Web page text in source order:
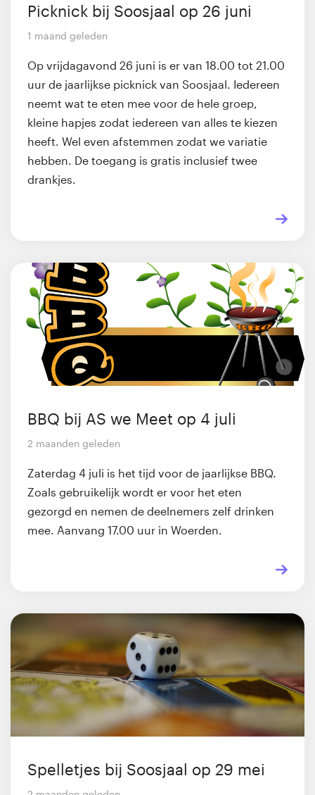
Picknick bij Soosjaal op 26 juni
1 maand geleden
Op vrijdagavond 26 juni is er van 18.00 tot 21.00
uur de jaarlijkse picknick van Soosjaal. Iedereen
neemt wat te eten mee voor de hele groep,
kleine hapjes zodat iedereen van alles te kiezen
heeft. Wel even afstemmen zodat we variatie
hebben. De toegang is gratis inclusief twee
drankjes.
BBQ bij AS we Meet op 4 juli
2 maanden geleden
Zaterdag 4 juli is het tijd voor de jaarlijkse BBQ.
Zoals gebruikelijk wordt er voor het eten
gezorgd en nemen de deelnemers zelf drinken
mee. Aanvang 17.00 uur in Woerden.
Spelletjes bij Soosjaal op 29 mei